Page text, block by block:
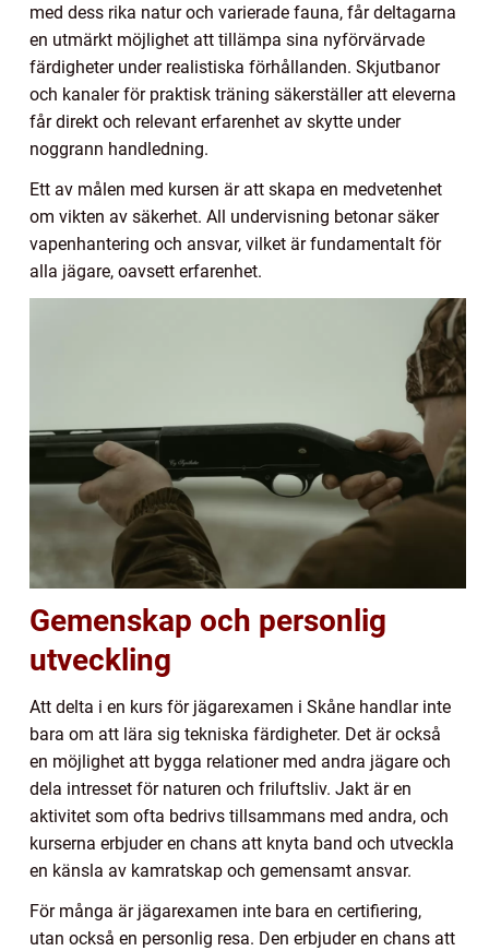
med dess rika natur och varierade fauna, får deltagarna
en utmärkt möjlighet att tillämpa sina nyförvärvade
färdigheter under realistiska förhållanden. Skjutbanor
och kanaler för praktisk träning säkerställer att eleverna
får direkt och relevant erfarenhet av skytte under
noggrann handledning.
Ett av målen med kursen är att skapa en medvetenhet
om vikten av säkerhet. All undervisning betonar säker
vapenhantering och ansvar, vilket är fundamentalt för
alla jägare, oavsett erfarenhet.
Gemenskap och personlig
utveckling
Att delta i en kurs för jägarexamen i Skåne handlar inte
bara om att lära sig tekniska färdigheter. Det är också
en möjlighet att bygga relationer med andra jägare och
dela intresset för naturen och friluftsliv. Jakt är en
aktivitet som ofta bedrivs tillsammans med andra, och
kurserna erbjuder en chans att knyta band och utveckla
en känsla av kamratskap och gemensamt ansvar.
För många är jägarexamen inte bara en certifiering,
utan också en personlig resa. Den erbjuder en chans att